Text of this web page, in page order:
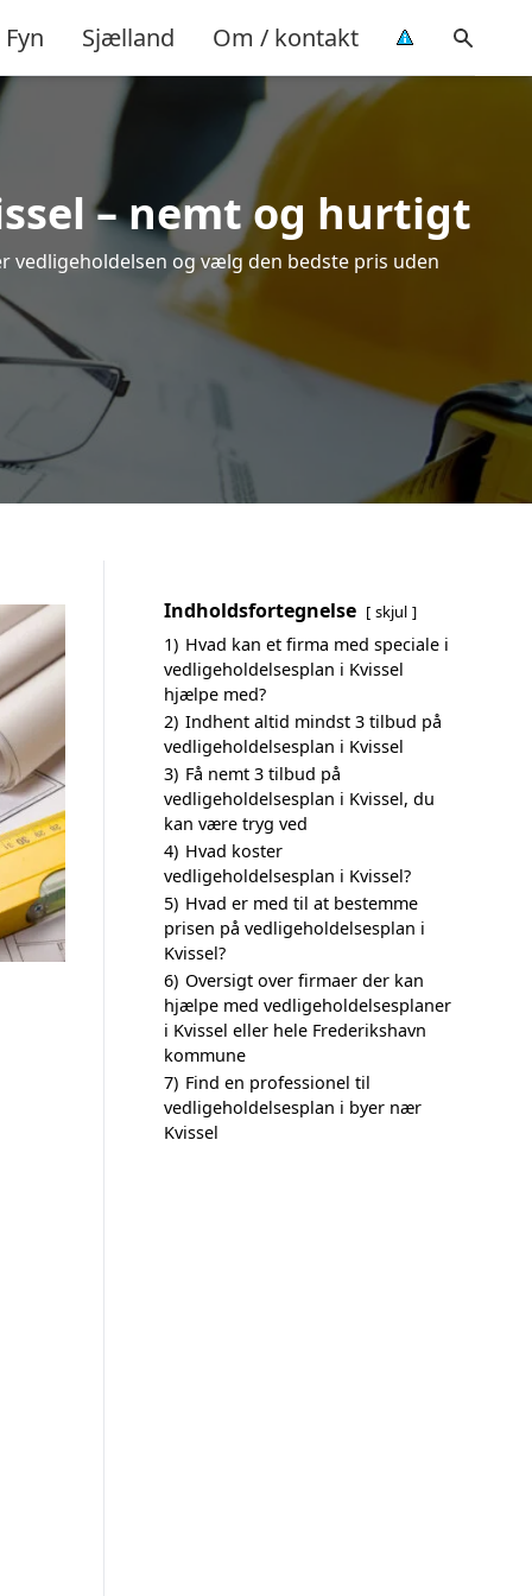
Fyn Sjælland Om / kontakt
– nemt og hurtigt
vedligeholdelsen og vælg den bedste pris uden
Indholdsfortegnelse skjul
1) Hvad kan et firma med speciale i
vedligeholdelsesplan i Kvissel
hjælpe med?
2) Indhent altid mindst 3 tilbud på
vedligeholdelsesplan i Kvissel
3) Få nemt 3 tilbud på
vedligeholdelsesplan i Kvissel, du
kan være tryg ved
4) Hvad koster
vedligeholdelsesplan i Kvissel?
5) Hvad er med til at bestemme
prisen på vedligeholdelsesplan i
Kvissel?
6) Oversigt over firmaer der kan
hjælpe med vedligeholdelsesplaner
i Kvissel eller hele Frederikshavn
kommune
7) Find en professionel til
vedligeholdelsesplan i byer nær
Kvissel